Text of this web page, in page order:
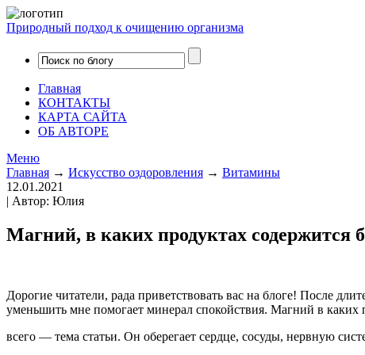
Природный подход к очищению организма
Главная
КОНТАКТЫ
КАРТА САЙТА
ОБ АВТОРЕ
Меню
Главная → Искусство оздоровления → Витамины
12.01.2021
| Автор: Юлия
Магний, в каких продуктах содержится
Дорогие читатели, рада приветствовать вас на блоге! После
уменьшить мне помогает минерал спокойствия. Магний в каких
всего — тема статьи. Он оберегает сердце, сосуды, нервную